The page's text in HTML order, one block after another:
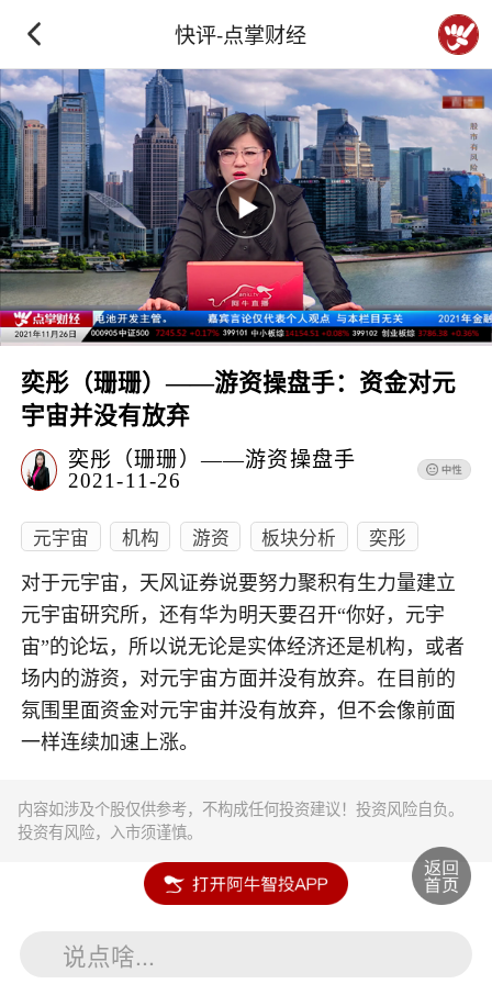
快评-点掌财经
奕彤（珊珊）——游资操盘手：资金对元
宇宙并没有放弃
奕彤（珊珊）——游资操盘手
2021-11-26
元宇宙 机构 游资 板块分析 奕彤
对于元宇宙，天风证券说要努力聚积有生力量建立
元宇宙研究所，还有华为明天要召开“你好，元宇
宙”的论坛，所以说无论是实体经济还是机构，或者
场内的游资，对元宇宙方面并没有放弃。在目前的
氛围里面资金对元宇宙并没有放弃，但不会像前面
一样连续加速上涨。
内容如涉及个股仅供参考，不构成任何投资建议！投资风险自负。
投资有风险，入市须谨慎。
说点啥...